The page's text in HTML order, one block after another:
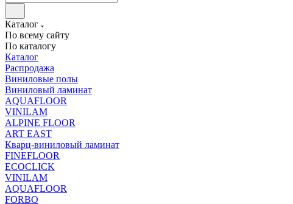
Каталог
По всему сайту
По каталогу
Каталог
Распродажа
Виниловые полы
Виниловый ламинат
AQUAFLOOR
VINILAM
ALPINE FLOOR
ART EAST
Кварц-виниловый ламинат
FINEFLOOR
ECOCLICK
VINILAM
AQUAFLOOR
FORBO